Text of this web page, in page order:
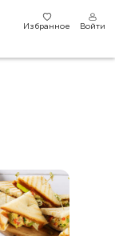
Избранное Войти